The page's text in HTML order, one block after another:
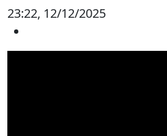
23:22, 12/12/2025